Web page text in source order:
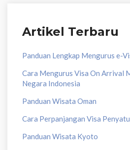
Artikel Terbaru
Panduan Lengkap Mengurus e-
Cara Mengurus Visa On Arrival
Negara Indonesia
Panduan Wisata Oman
Cara Perpanjangan Visa
Panduan Wisata Kyoto